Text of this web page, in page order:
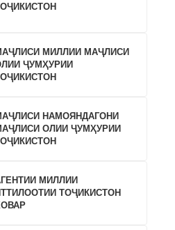
МИЛЛИИ МАҶЛИСИ
ҶУМҲУРИИ
НАМОЯНДАГОНИ
ОЛИИ ҶУМҲУРИИ
МИЛЛИИ
ТОҶИКИСТОН